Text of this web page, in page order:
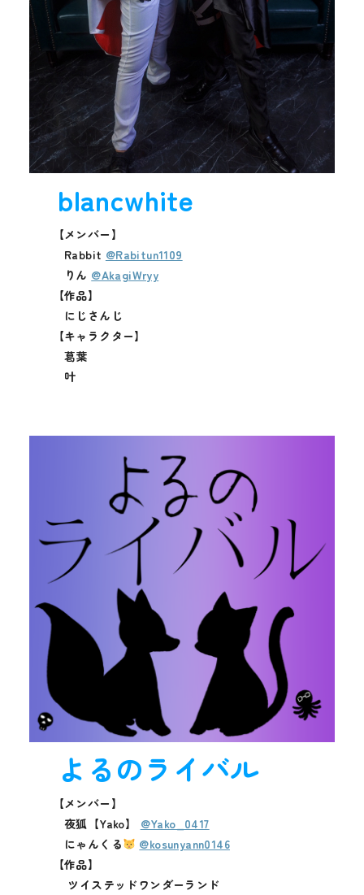
blancwhite
【メンバー】
Rabbit @Rabitun1109
りん @AkagiWryy
【作品】
にじさんじ
【キャラクター】
葛葉
叶
よるのライバル
【メンバー】
夜狐【Yako】 @Yako_0417
にゃんくる
@kosunyann0146
【作品】
ツイステッドワンダーランド